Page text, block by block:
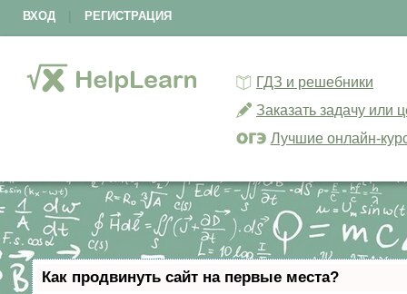
ВХОД РЕГИСТРАЦИЯ
ГДЗ и решебники
Заказать задачу или
Лучшие онлайн-
Как продвинуть сайт на первые места?